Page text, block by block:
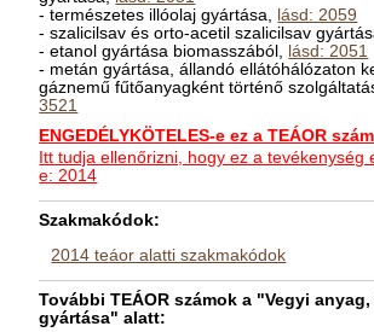
- természetes illóolaj gyártása, lásd: 2059
- szalicilsav és orto-acetil szalicilsav
- etanol gyártása biomasszából, lásd: 2051
- metán gyártása, állandó ellátóhálózaton
gáznemű fűtőanyagként történő
3521
ENGEDÉLYKÖTELES-e ez a TEÁOR
Itt tudja ellenőrizni, hogy ez a tevékenység
e: 2014
Szakmakódok:
2014 teáor alatti szakmakódok
További TEÁOR számok a "Vegyi
gyártása" alatt: